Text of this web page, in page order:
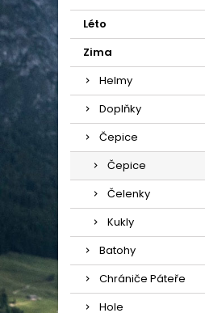
Léto
Zima
Helmy
Doplňky
Čepice
Čepice
Čelenky
Kukly
Batohy
Chrániče Páteře
Hole